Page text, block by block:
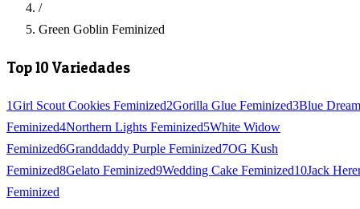
/
Green Goblin Feminized
Top 10 Variedades
1Girl Scout Cookies Feminized2Gorilla Glue Feminized3Blue Dream
Feminized4Northern Lights Feminized5White Widow
Feminized6Granddaddy Purple Feminized7OG Kush
Feminized8Gelato Feminized9Wedding Cake Feminized10Jack
Feminized